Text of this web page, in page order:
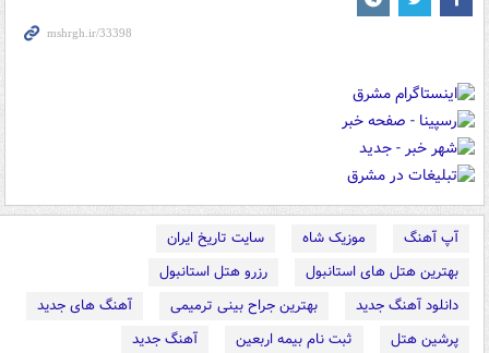
آپ آهنگ موزیک شاه
سایت تاریخ ایران
بهترین هتل های استانبول
رزرو هتل استانبول
دانلود آهنگ جدید
بهترین جراح بینی ترمیمی
آهنگ های جدید
پرشین هتل
ثبت نام بیمه اربعین
آهنگ جدید